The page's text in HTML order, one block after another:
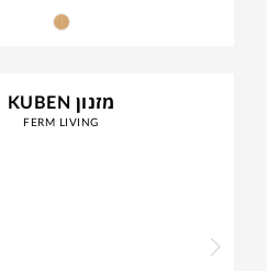
מזנון KUBEN
FERM LIVING